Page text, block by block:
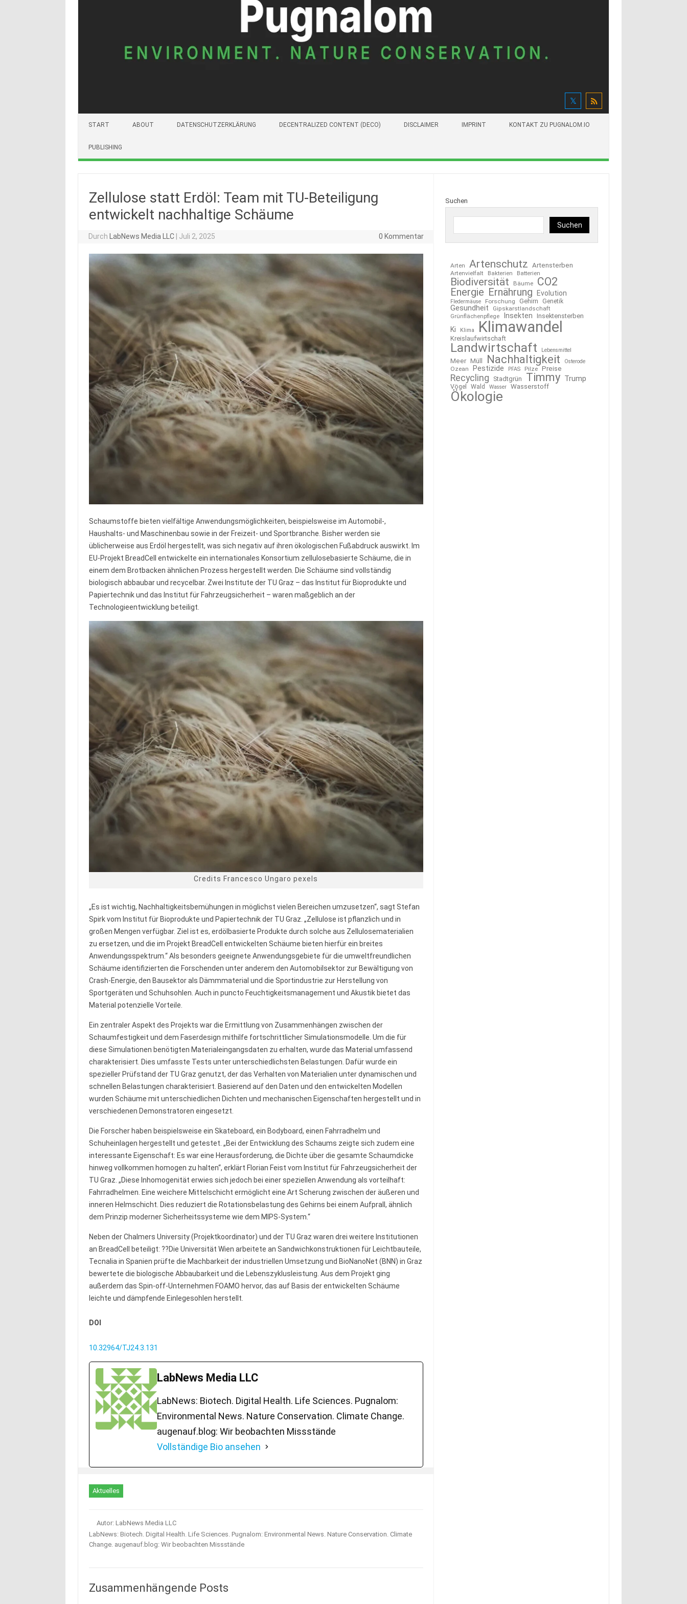
START ABOUT DATENSCHUTZERKLÄRUNG DECENTRALIZED CONTENT (DECO) DISCLAIMER IMPRINT KONTAKT ZU PUGNALOM.IO
PUBLISHING
Zellulose statt Erdöl: Team mit TU-Beteiligung
entwickelt nachhaltige Schäume
Durch LabNews Media LLC Juli 2, 2025 0 Kommentar
Schaumstoffe bieten vielfältige Anwendungsmöglichkeiten, beispielsweise im Automobil-,
Haushalts- und Maschinenbau sowie in der Freizeit- und Sportbranche. Bisher werden sie
üblicherweise aus Erdöl hergestellt, was sich negativ auf ihren ökologischen Fußabdruck auswirkt. Im
EU-Projekt BreadCell entwickelte ein internationales Konsortium zellulosebasierte Schäume, die in
einem dem Brotbacken ähnlichen Prozess hergestellt werden. Die Schäume sind vollständig
biologisch abbaubar und recycelbar. Zwei Institute der TU Graz – das Institut für Bioprodukte und
Papiertechnik und das Institut für Fahrzeugsicherheit – waren maßgeblich an der
Technologieentwicklung beteiligt.
Credits Francesco Ungaro pexels
„Es ist wichtig, Nachhaltigkeitsbemühungen in möglichst vielen Bereichen umzusetzen“, sagt Stefan
Spirk vom Institut für Bioprodukte und Papiertechnik der TU Graz. „Zellulose ist pflanzlich und in
großen Mengen verfügbar. Ziel ist es, erdölbasierte Produkte durch solche aus Zellulosematerialien
zu ersetzen, und die im Projekt BreadCell entwickelten Schäume bieten hierfür ein breites
Anwendungsspektrum.“ Als besonders geeignete Anwendungsgebiete für die umweltfreundlichen
Schäume identifizierten die Forschenden unter anderem den Automobilsektor zur Bewältigung von
Crash-Energie, den Bausektor als Dämmmaterial und die Sportindustrie zur Herstellung von
Sportgeräten und Schuhsohlen. Auch in puncto Feuchtigkeitsmanagement und Akustik bietet das
Material potenzielle Vorteile.
Ein zentraler Aspekt des Projekts war die Ermittlung von Zusammenhängen zwischen der
Schaumfestigkeit und dem Faserdesign mithilfe fortschrittlicher Simulationsmodelle. Um die für
diese Simulationen benötigten Materialeingangsdaten zu erhalten, wurde das Material umfassend
charakterisiert. Dies umfasste Tests unter unterschiedlichsten Belastungen. Dafür wurde ein
spezieller Prüfstand der TU Graz genutzt, der das Verhalten von Materialien unter dynamischen und
schnellen Belastungen charakterisiert. Basierend auf den Daten und den entwickelten Modellen
wurden Schäume mit unterschiedlichen Dichten und mechanischen Eigenschaften hergestellt und in
verschiedenen Demonstratoren eingesetzt.
Die Forscher haben beispielsweise ein Skateboard, ein Bodyboard, einen Fahrradhelm und
Schuheinlagen hergestellt und getestet. „Bei der Entwicklung des Schaums zeigte sich zudem eine
interessante Eigenschaft: Es war eine Herausforderung, die Dichte über die gesamte Schaumdicke
hinweg vollkommen homogen zu halten“, erklärt Florian Feist vom Institut für Fahrzeugsicherheit der
TU Graz. „Diese Inhomogenität erwies sich jedoch bei einer speziellen Anwendung als vorteilhaft:
Fahrradhelmen. Eine weichere Mittelschicht ermöglicht eine Art Scherung zwischen der äußeren und
inneren Helmschicht. Dies reduziert die Rotationsbelastung des Gehirns bei einem Aufprall, ähnlich
dem Prinzip moderner Sicherheitssysteme wie dem MIPS-System.“
Neben der Chalmers University (Projektkoordinator) und der TU Graz waren drei weitere Institutionen
an BreadCell beteiligt: ??Die Universität Wien arbeitete an Sandwichkonstruktionen für Leichtbauteile,
Tecnalia in Spanien prüfte die Machbarkeit der industriellen Umsetzung und BioNanoNet (BNN) in Graz
bewertete die biologische Abbaubarkeit und die Lebenszyklusleistung. Aus dem Projekt ging
außerdem das Spin-off-Unternehmen FOAMO hervor, das auf Basis der entwickelten Schäume
leichte und dämpfende Einlegesohlen herstellt.
DOI
10.32964/TJ24.3.131
LabNews Media LLC
LabNews: Biotech. Digital Health. Life Sciences. Pugnalom:
Environmental News. Nature Conservation. Climate Change.
augenauf.blog: Wir beobachten Missstände
Vollständige Bio ansehen
Aktuelles
Autor: LabNews Media LLC
LabNews: Biotech. Digital Health. Life Sciences. Pugnalom: Environmental News. Nature Conservation. Climate
Change. augenauf.blog: Wir beobachten Missstände
Zusammenhängende Posts
Suchen
Suchen
Arten Artenschutz Artensterben
Artenvielfalt Bakterien Batterien
Biodiversität Bäume CO2
Energie Ernährung Evolution
Fledermäuse Forschung Gehirn Genetik
Gesundheit Gipskarstlandschaft
Grünflächenpflege Insekten Insektensterben
Ki Klima Klimawandel
Kreislaufwirtschaft
Landwirtschaft Lebensmittel
Meer Müll Nachhaltigkeit Osterode
Ozean Pestizide PFAS Pilze Preise
Recycling Stadtgrün Timmy Trump
Vögel Wald Wasser Wasserstoff
Ökologie